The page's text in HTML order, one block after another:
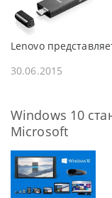
Lenovo
30.06.2015
Windows 10
Microsoft